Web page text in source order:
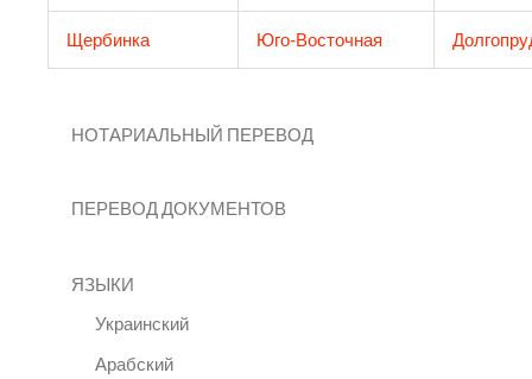
Щербинка Юго-Восточная
НОТАРИАЛЬНЫЙ ПЕРЕВОД
ПЕРЕВОД ДОКУМЕНТОВ
ЯЗЫКИ
Украинский
Арабский